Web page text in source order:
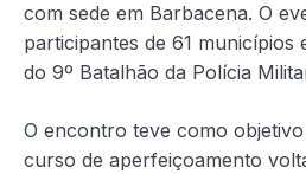
com sede em Barbacena. O
participantes de 61
do 9º Batalhão da Polícia
O encontro teve como
curso de aperfeiçoamento